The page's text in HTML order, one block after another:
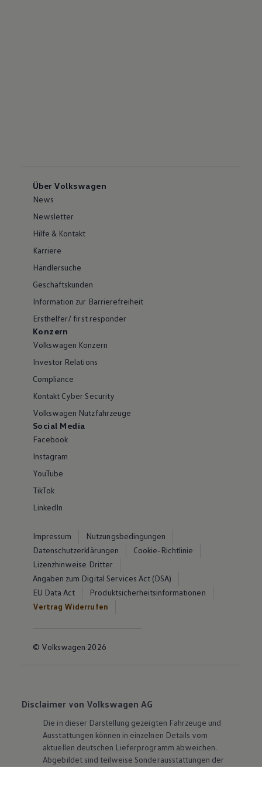
Über Volkswagen
News
Newsletter
Hilfe & Kontakt
Karriere
Händlersuche
Geschäftskunden
Information zur Barrierefreiheit
Ersthelfer/ first responder
Konzern
Volkswagen Konzern
Investor Relations
Compliance
Kontakt Cyber Security
Volkswagen Nutzfahrzeuge
Social Media
Facebook
Instagram
YouTube
TikTok
LinkedIn
Impressum
Nutzungsbedingungen
Datenschutzerklärungen
Cookie-Richtlinie
Lizenzhinweise Dritter
Angaben zum Digital Services Act (DSA)
EU Data Act
Produktsicherheitsinformationen
Vertrag Widerrufen
© Volkswagen 2026
Disclaimer von Volkswagen AG
Die in dieser Darstellung gezeigten Fahrzeuge und
Ausstattungen können in einzelnen Details vom
aktuellen deutschen Lieferprogramm abweichen.
Abgebildet sind teilweise Sonderausstattungen der